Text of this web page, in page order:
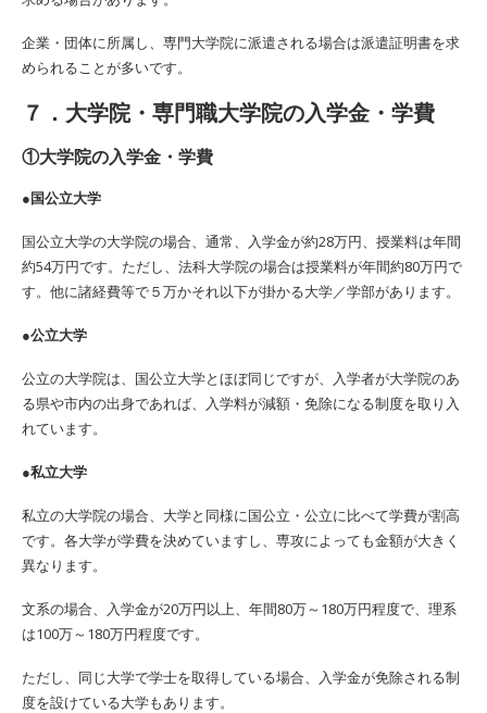
企業・団体に所属し、専門大学院に派遣される場合は派遣証明書を求
められることが多いです。
７．大学院・専門職大学院の入学金・学費
①大学院の入学金・学費
●国公立大学
国公立大学の大学院の場合、通常、入学金が約28万円、授業料は年間
約54万円です。ただし、法科大学院の場合は授業料が年間約80万円で
す。他に諸経費等で５万かそれ以下が掛かる大学／学部があります。
●公立大学
公立の大学院は、国公立大学とほぼ同じですが、入学者が大学院のあ
る県や市内の出身であれば、入学料が減額・免除になる制度を取り入
れています。
●私立大学
私立の大学院の場合、大学と同様に国公立・公立に比べて学費が割高
です。各大学が学費を決めていますし、専攻によっても金額が大きく
異なります。
文系の場合、入学金が20万円以上、年間80万～180万円程度で、理系
は100万～180万円程度です。
ただし、同じ大学で学士を取得している場合、入学金が免除される制
度を設けている大学もあります。